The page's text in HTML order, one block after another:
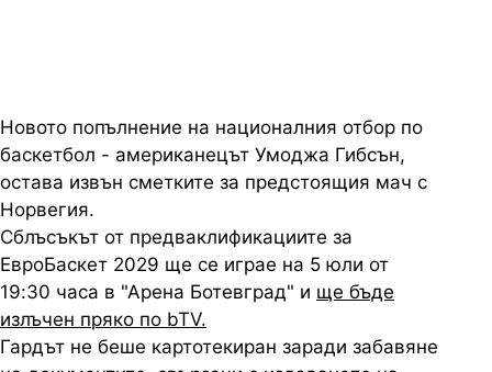
Новото попълнение на националния отбор по
баскетбол - американецът Умоджа Гибсън,
остава извън сметките за предстоящия мач с
Норвегия.
Сблъсъкът от предваклификациите за
ЕвроБаскет 2029 ще се играе на 5 юли от
19:30 часа в "Арена Ботевград" и ще бъде
излъчен пряко по bTV.
Гардът не беше картотекиран заради забавяне